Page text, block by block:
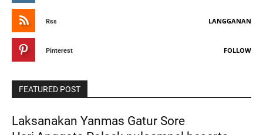
Rss LANGGANAN
Pinterest FOLLOW
FEATURED POST
Laksanakan Yanmas Gatur Sore